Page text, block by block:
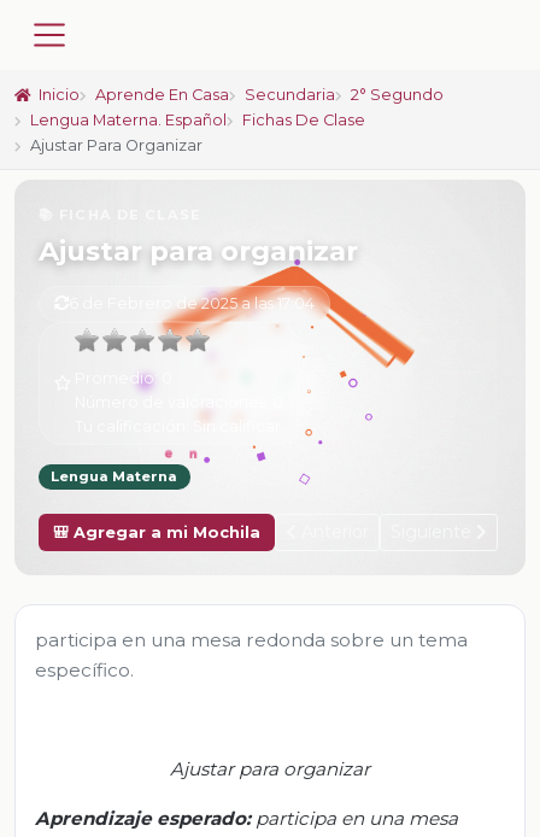
Inicio Aprende En Casa Secundaria
2° Segundo
Lengua Materna. Español
Fichas De Clase
Ajustar Para Organizar
Ajustar para organizar
6 de Febrero de 2025 a las 17:04
Promedio:
Sin calificar
Lengua Materna
🎒 Agregar a mi Mochila
participa en una mesa redonda sobre un tema
específico.
Ajustar para organizar
Aprendizaje esperado:participa en una mesa